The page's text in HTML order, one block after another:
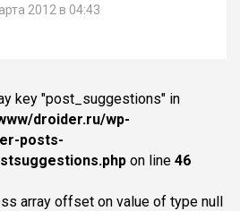
2012 в 04:43
key "post_suggestions" in
droider.ru/wp-
posts-
on line 46
array offset on value of type null